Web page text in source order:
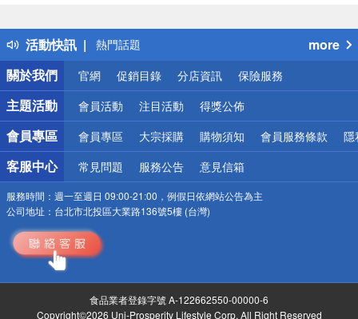
活動快訊
得獎公告
熱門話題
銀行優惠
偏遠地區配送
詐騙網頁！請小心！
more
關於我們
官網 促銷目錄 分店資訊 保險服務
主題活動 會員活動 注目活動 得獎公佈
會員專區 會員專區 大宗採購 購物須知 會員服務條款 隱
客服中心 常見問題 服務公告 意見信箱
服務時間： 週一至週日 09:00-21:00，例假日依網站公告為主
公司地址： 台北市北投區大業路136號5樓 (台灣)
食品業者登錄字號 A-122662550-00000-6
Copyright©2026 Uni-Prosperity Lifestyle Corp. All Right Reserved